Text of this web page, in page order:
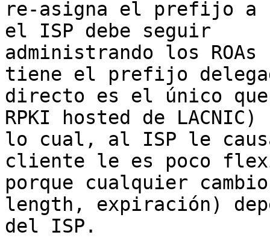
re-asigna el prefijo a
el ISP debe seguir
administrando los
tiene el prefijo
directo es el único
RPKI hosted de LACNIC)
lo cual, al ISP le
cliente le es poco
porque cualquier
length, expiración)
del ISP.